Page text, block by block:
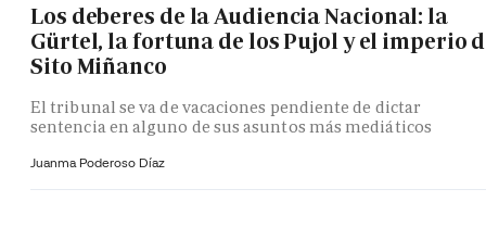
Los deberes de la Audiencia Nacional: la
Gürtel, la fortuna de los Pujol y el imperio
Sito Miñanco
El tribunal se va de vacaciones pendiente de dictar
sentencia en alguno de sus asuntos más mediáticos
Juanma Poderoso Díaz